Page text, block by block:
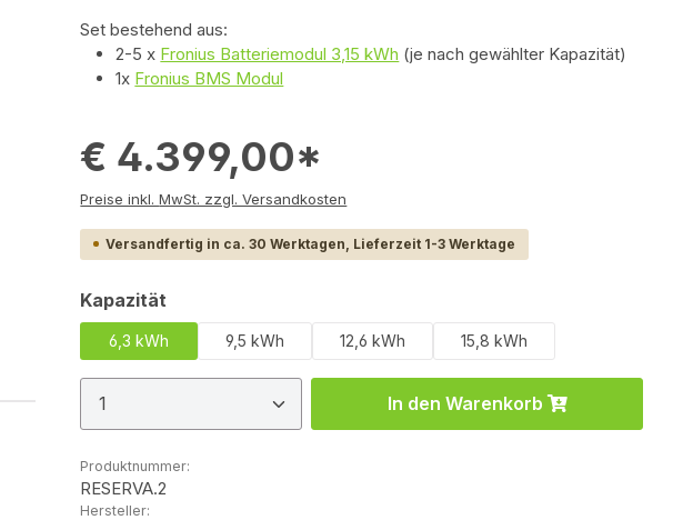
Set bestehend aus:
2-5 x Fronius Batteriemodul 3,15 kWh (je nach gewählter Kapazität)
1x Fronius BMS Modul
€ 4.399,00*
Preise inkl. MwSt. zzgl. Versandkosten
Versandfertig in ca. 30 Werktagen, Lieferzeit 1-3 Werktage
Kapazität
6,3 kWh 9,5 kWh 12,6 kWh 15,8 kWh
Produkt Anzahl: Gib den gewünschten Wert
In den Warenkorb
Produktnummer:
RESERVA.2
Hersteller: